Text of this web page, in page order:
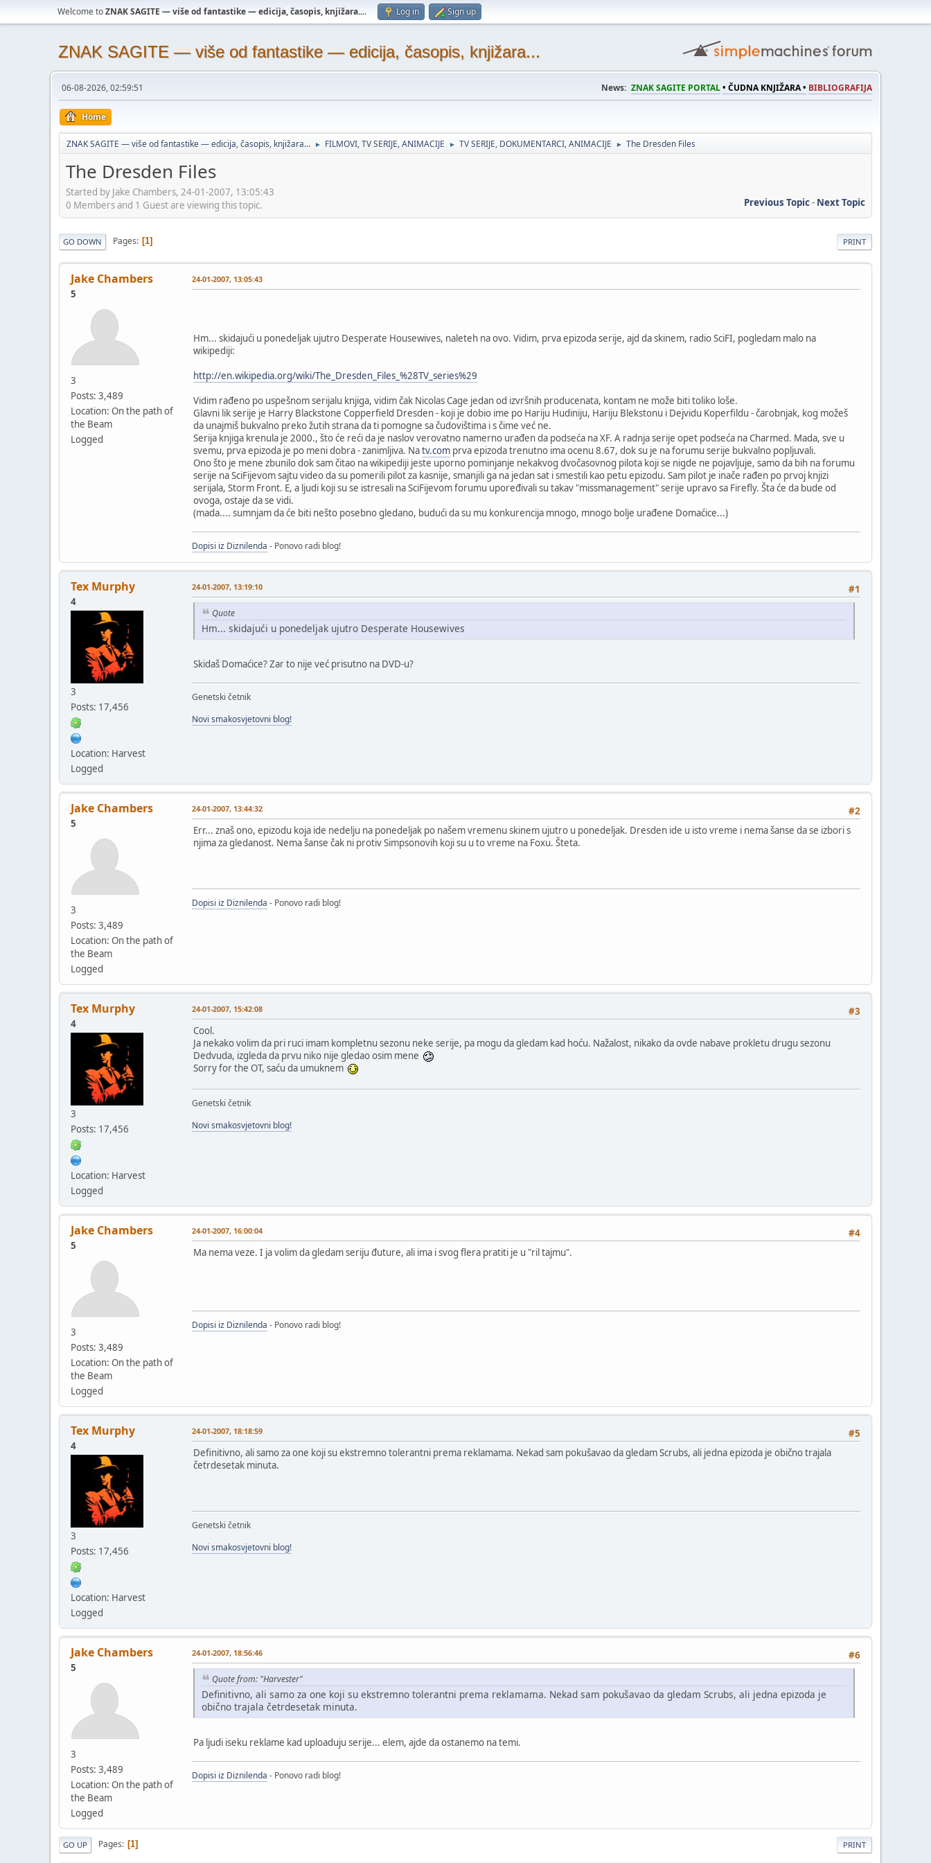
Welcome toZNAK SAGITE — više od fantastike — edicija, časopis, knjižara.... Log in Sign up
ZNAK SAGITE — više od fantastike — edicija, časopis, knjižara...
06-08-2026, 02:59:51 News: ZNAK SAGITE PORTAL• ČUDNA KNJIŽARA • BIBLIOGRAFIJA
Home
ZNAK SAGITE — više od fantastike — edicija, časopis, knjižara... ► FILMOVI, TV SERIJE, ANIMACIJE ► TV SERIJE, DOKUMENTARCI, ANIMACIJE ► The Dresden Files
The Dresden Files
Started by Jake Chambers, 24-01-2007, 13:05:43
Previous Topic- Next Topic
0 Members and 1 Guest are viewing this topic.
PRINT
GO DOWN Pages 1
Jake Chambers
5
3
Posts: 3,489
Location: On the path of
the Beam
Logged
24-01-2007, 13:05:43
Hm... skidajući u ponedeljak ujutro Desperate Housewives, naleteh na ovo. Vidim, prva epizoda serije, ajd da skinem, radio SciFI, pogledam malo na
wikipediji:
http://en.wikipedia.org/wiki/The_Dresden_Files_%28TV_series%29
Vidim rađeno po uspešnom serijalu knjiga, vidim čak Nicolas Cage jedan od izvršnih producenata, kontam ne može biti toliko loše.
Glavni lik serije je Harry Blackstone Copperfield Dresden - koji je dobio ime po Hariju Hudiniju, Hariju Blekstonu i Dejvidu Koperfildu - čarobnjak, kog možeš
da unajmiš bukvalno preko žutih strana da ti pomogne sa čudovištima i s čime već ne.
Serija knjiga krenula je 2000., što će reći da je naslov verovatno namerno urađen da podseća na XF. A radnja serije opet podseća na Charmed. Mada, sve u
svemu, prva epizoda je po meni dobra - zanimljiva. Natv.com prva epizoda trenutno ima ocenu 8.67, dok su je na forumu serije bukvalno popljuvali.
Ono što je mene zbunilo dok sam čitao na wikipediji jeste uporno pominjanje nekakvog dvočasovnog pilota koji se nigde ne pojavljuje, samo da bih na forumu
serije na SciFijevom sajtu video da su pomerili pilot za kasnije, smanjili ga na jedan sat i smestili kao petu epizodu. Sam pilot je inače rađen po prvoj knjizi
serijala, Storm Front. E, a ljudi koji su se istresali na SciFijevom forumu upoređivali su takav "missmanagement" serije upravo sa Firefly. Šta će da bude od
ovoga, ostaje da se vidi.
(mada.... sumnjam da će biti nešto posebno gledano, budući da su mu konkurencija mnogo, mnogo bolje urađene Domaćice...)
Dopisi iz Diznilenda - Ponovo radi blog!
Tex Murphy
4
3
Posts: 17,456
Location: Harvest
Logged
#1
24-01-2007, 13:19:10
Quote
Hm... skidajući u ponedeljak ujutro Desperate Housewives
Skidaš Domaćice? Zar to nije već prisutno na DVD-u?
Genetski četnik
Novi smakosvjetovni blog!
Jake Chambers
5
3
Posts: 3,489
Location: On the path of
the Beam
Logged
#2
24-01-2007, 13:44:32
Err... znaš ono, epizodu koja ide nedelju na ponedeljak po našem vremenu skinem ujutro u ponedeljak. Dresden ide u isto vreme i nema šanse da se izbori s
njima za gledanost. Nema šanse čak ni protiv Simpsonovih koji su u to vreme na Foxu. Šteta.
Dopisi iz Diznilenda - Ponovo radi blog!
Tex Murphy
4
3
Posts: 17,456
Location: Harvest
Logged
#3
24-01-2007, 15:42:08
Cool.
Ja nekako volim da pri ruci imam kompletnu sezonu neke serije, pa mogu da gledam kad hoću. Nažalost, nikako da ovde nabave prokletu drugu sezonu
Dedvuda, izgleda da prvu niko nije gledao osim mene
Sorry for the OT, saću da umuknem
Genetski četnik
Novi smakosvjetovni blog!
Jake Chambers
5
3
Posts: 3,489
Location: On the path of
the Beam
Logged
#4
24-01-2007, 16:00:04
Ma nema veze. I ja volim da gledam seriju đuture, ali ima i svog flera pratiti je u "ril tajmu".
Dopisi iz Diznilenda - Ponovo radi blog!
Tex Murphy
4
3
Posts: 17,456
Location: Harvest
Logged
#5
24-01-2007, 18:18:59
Definitivno, ali samo za one koji su ekstremno tolerantni prema reklamama. Nekad sam pokušavao da gledam Scrubs, ali jedna epizoda je obično trajala
četrdesetak minuta.
Genetski četnik
Novi smakosvjetovni blog!
Jake Chambers
5
3
Posts: 3,489
Location: On the path of
the Beam
Logged
#6
24-01-2007, 18:56:46
Quote from: "Harvester"
Definitivno, ali samo za one koji su ekstremno tolerantni prema reklamama. Nekad sam pokušavao da gledam Scrubs, ali jedna epizoda je
obično trajala četrdesetak minuta.
Pa ljudi iseku reklame kad uploaduju serije... elem, ajde da ostanemo na temi.
Dopisi iz Diznilenda - Ponovo radi blog!
PRINT
GO UP Pages 1